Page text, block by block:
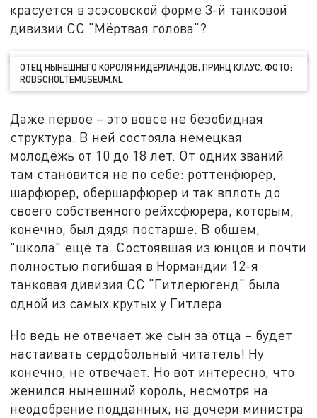
красуется в эсэсовской форме 3-й танковой
дивизии СС "Мёртвая голова"?
ОТЕЦ НЫНЕШНЕГО КОРОЛЯ НИДЕРЛАНДОВ, ПРИНЦ КЛАУС. ФОТО:
ROBSCHOLTEMUSEUM.NL
Даже первое – это вовсе не безобидная
структура. В ней состояла немецкая
молодёжь от 10 до 18 лет. От одних званий
там становится не по себе: роттенфюрер,
шарфюрер, обершарфюрер и так вплоть до
своего собственного рейхсфюрера, которым,
конечно, был дядя постарше. В общем,
"школа" ещё та. Состоявшая из юнцов и почти
полностью погибшая в Нормандии 12-я
танковая дивизия СС "Гитлерюгенд" была
одной из самых крутых у Гитлера.
Но ведь не отвечает же сын за отца – будет
настаивать сердобольный читатель! Ну
конечно, не отвечает. Но вот интересно, что
женился нынешний король, несмотря на
неодобрение подданных, на дочери министра